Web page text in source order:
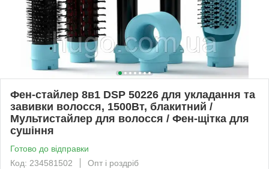
Фен-стайлер 8в1 DSP 50226 для укладання та
завивки волосся, 1500Вт, блакитний /
Мультистайлер для волосся / Фен-щітка для
сушіння
Готово до відправки
Код: 234581502
Опт і роздріб